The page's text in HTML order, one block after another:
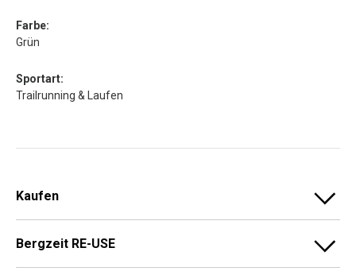
Farbe:
Grün
Sportart:
Trailrunning & Laufen
Kaufen
Bergzeit RE-USE